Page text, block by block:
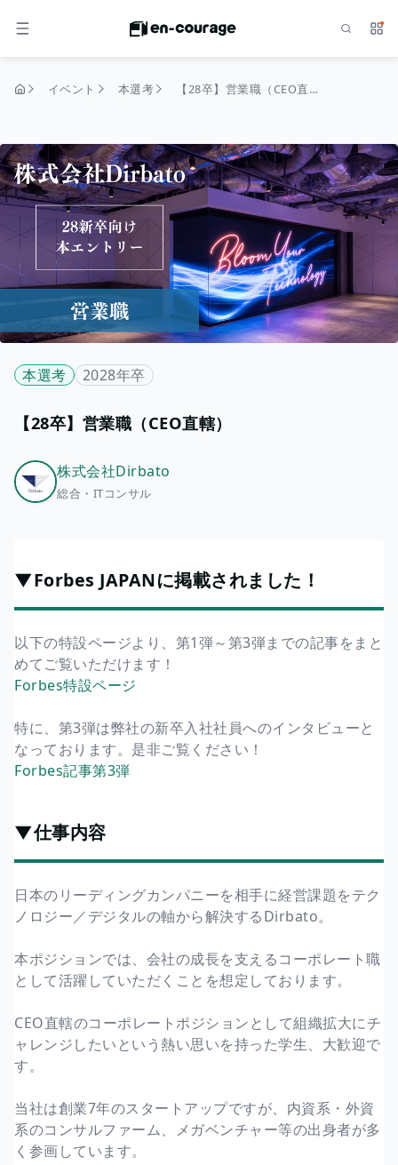
メニュー サ
イベント 本選考 【28卒】営業職（CEO直轄）
本選考 2028年卒
【28卒】営業職（CEO直轄）
株式会社Dirbato
総合・ITコンサル
▼Forbes JAPANに掲載されました！
以下の特設ページより、第1弾～第3弾までの記事をまと
めてご覧いただけます！
Forbes特設ページ
特に、第3弾は弊社の新卒入社社員へのインタビューと
なっております。是非ご覧ください！
Forbes記事第3弾
▼仕事内容
日本のリーディングカンパニーを相手に経営課題をテク
ノロジー／デジタルの軸から解決するDirbato。
本ポジションでは、会社の成長を支えるコーポレート職
として活躍していただくことを想定しております。
CEO直轄のコーポレートポジションとして組織拡大にチ
ャレンジしたいという熱い思いを持った学生、大歓迎で
す。
当社は創業7年のスタートアップですが、内資系・外資
系のコンサルファーム、メガベンチャー等の出身者が多
く参画しています。